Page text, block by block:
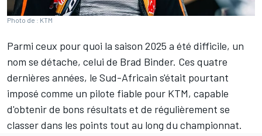
Photo de : KTM
Parmi ceux pour quoi la saison 2025 a été difficile, un
nom se détache, celui de Brad Binder. Ces quatre
dernières années, le Sud-Africain s'était pourtant
imposé comme un pilote fiable pour KTM, capable
d'obtenir de bons résultats et de régulièrement se
classer dans les points tout au long du championnat.